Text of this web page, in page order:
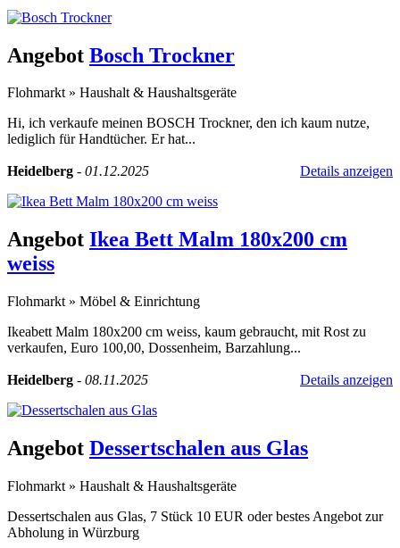
Angebot Bosch Trockner
Flohmarkt » Haushalt & Haushaltsgeräte
Hi, ich verkaufe meinen BOSCH Trockner, den ich kaum nutze,
lediglich für Handtücher. Er hat...
Heidelberg - 01.12.2025 Details anzeigen
Angebot Ikea Bett Malm 180x200 cm
weiss
Flohmarkt » Möbel & Einrichtung
Ikeabett Malm 180x200 cm weiss, kaum gebraucht, mit Rost zu
verkaufen, Euro 100,00, Dossenheim, Barzahlung...
Heidelberg - 08.11.2025 Details anzeigen
Angebot Dessertschalen aus Glas
Flohmarkt » Haushalt & Haushaltsgeräte
Dessertschalen aus Glas, 7 Stück 10 EUR oder bestes Angebot zur
Abholung in Würzburg